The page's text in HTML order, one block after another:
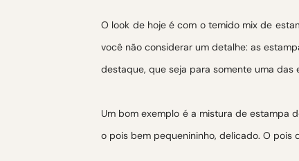
O look de hoje é com o temido mix de
você não considerar um detalhe: as
destaque, que seja para somente uma das
Um bom exemplo é a mistura de estampa
o pois bem pequenininho, delicado. O pois